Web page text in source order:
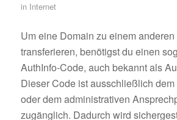
in Internet
Um eine Domain zu einem
transferieren, benötigst du einen
AuthInfo-Code, auch bekannt als
Dieser Code ist ausschließlich
oder dem administrativen
zugänglich. Dadurch wird